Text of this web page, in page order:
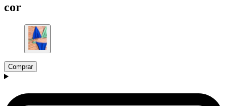
cor
Comprar